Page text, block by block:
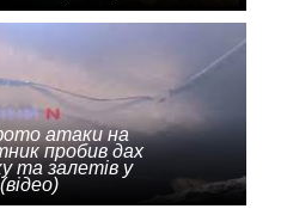
атаки на
пробив дах
та залетів у